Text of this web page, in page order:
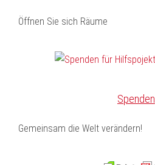
Öffnen Sie sich Räume
Spenden
Gemeinsam die Welt verändern!